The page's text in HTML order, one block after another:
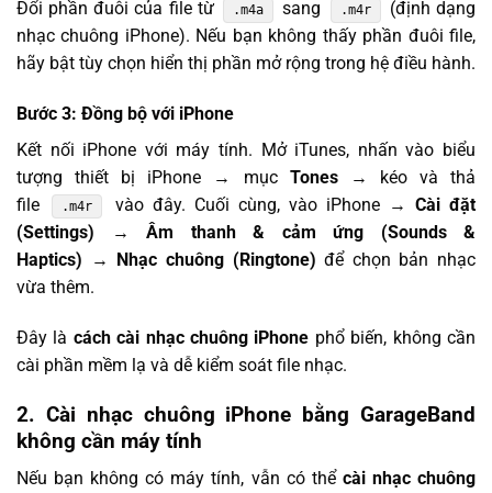
Đổi phần đuôi của file từ .m4a sang .m4r
(định dạng
nhạc chuông iPhone). Nếu bạn không thấy phần đuôi file,
hãy bật tùy chọn hiển thị phần mở rộng trong hệ điều hành.
Bước 3: Đồng bộ với iPhone
Kết nối iPhone với máy tính. Mở iTunes, nhấn vào biểu
tượng thiết bị iPhone → mục Tones→ kéo và thả
file
.m4r vào đây. Cuối cùng, vào iPhone → Cài đặt
(Settings) → Âm thanh & cảm ứng (Sounds &
Haptics) → Nhạc chuông (Ringtone) để chọn bản nhạc
vừa thêm.
Đây là cách cài nhạc chuông iPhone phổ biến, không cần
cài phần mềm lạ và dễ kiểm soát file nhạc.
2. Cài nhạc chuông iPhone bằng GarageBand
không cần máy tính
Nếu bạn không có máy tính, vẫn có thể cài nhạc chuông